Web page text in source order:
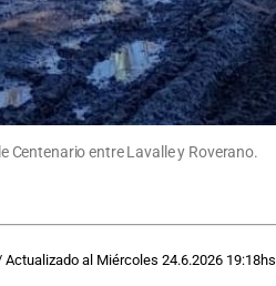
Centenario entre Lavalle y Roverano.
Actualizado al Miércoles 24.6.2026 19:18hs